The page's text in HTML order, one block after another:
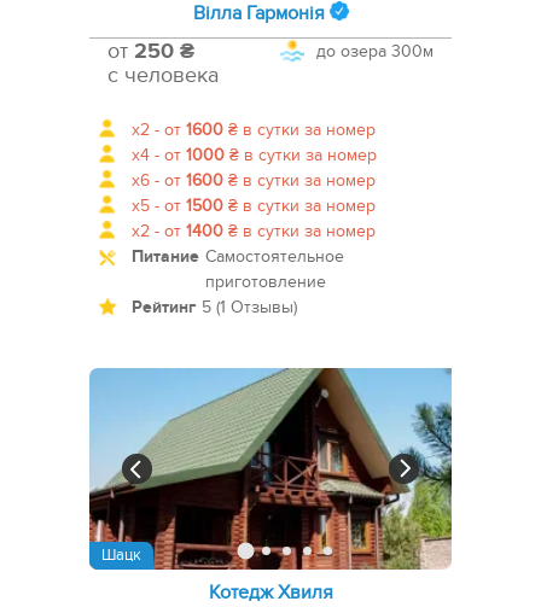
Вілла Гармонія
до озера 300м
от 250 ₴
с человека
x2 - от 1600 ₴ в сутки за номер
x4 - от 1000 ₴ в сутки за номер
x6 - от 1600 ₴ в сутки за номер
x5 - от 1500 ₴ в сутки за номер
x2 - от 1400 ₴ в сутки за номер
Питание Самостоятельное
приготовление
Рейтинг 5 (1 Отзывы)
Шацк
Котедж Хвиля